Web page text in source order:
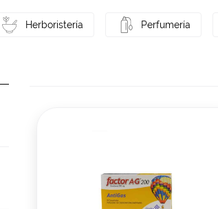
Herboristería Perfumería